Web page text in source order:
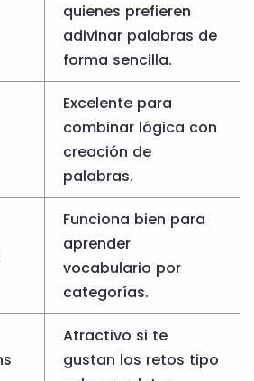
quienes prefieren
adivinar palabras de
forma sencilla.
Excelente para
combinar lógica con
creación de
palabras.
Funciona bien para
aprender
vocabulario por
categorías.
Atractivo si te
gustan los retos tipo